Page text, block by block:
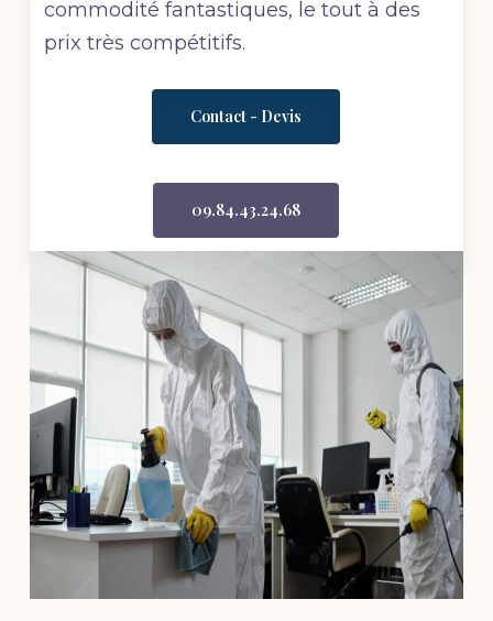
commodité fantastiques, le tout à des
prix très compétitifs.
Contact - Devis
09.84.43.24.68